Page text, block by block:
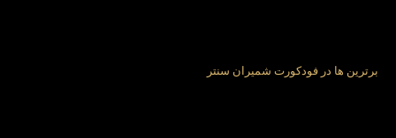
برترین ها در فودکورت شمیران سنتر